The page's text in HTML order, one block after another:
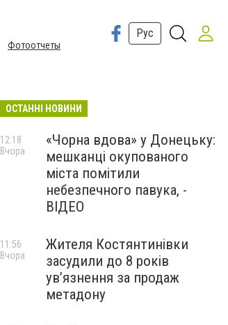
Фотоотчеты
Рус
ОСТАННІ НОВИНИ
«Чорна вдова» у Донецьку:
мешканці окупованого
міста помітили
небезпечного павука, -
ВІДЕО
12:18
Вчора
Жителя Костянтинівки
засудили до 8 років
ув’язнення за продаж
метадону
11:56
Вчора